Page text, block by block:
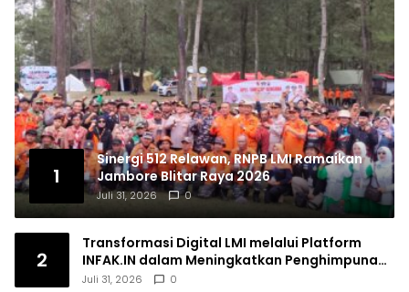
1
Sinergi 512 Relawan, RNPB LMI Ramaikan
Jambore Blitar Raya 2026
Juli 31, 2026 0
2
Transformasi Digital LMI melalui Platform
INFAK.IN dalam Meningkatkan Penghimpunan
Dana Filantropi Islam
Juli 31, 2026 0